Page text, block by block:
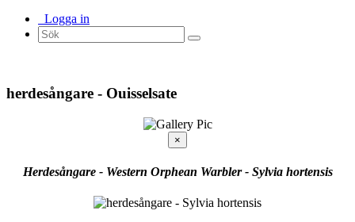
Logga in
herdesångare - Ouisselsate
×
Herdesångare - Western Orphean Warbler - Sylvia hortensis